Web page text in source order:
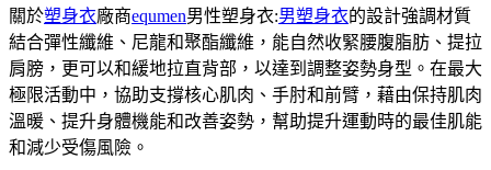
關於塑身衣廠商equmen男性塑身衣:男塑身衣的設計強調材質
結合彈性纖維、尼龍和聚酯纖維，能自然收緊腰腹脂肪、提拉
肩膀，更可以和緩地拉直背部，以達到調整姿勢身型。在最大
極限活動中，協助支撐核心肌肉、手肘和前臂，藉由保持肌肉
溫暖、提升身體機能和改善姿勢，幫助提升運動時的最佳肌能
和減少受傷風險。